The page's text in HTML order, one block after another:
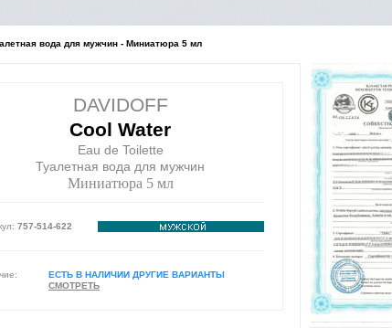
вода для мужчин - Миниатюра 5 мл
DAVIDOFF
Cool Water
Eau de Toilette
Туалетная вода для мужчин
Миниатюра 5 мл
757-514-622
ЕСТЬ В НАЛИЧИИ ДРУГИЕ ВАРИАНТЫ
СМОТРЕТЬ